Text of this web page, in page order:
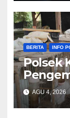
BERITA INFO
Polsek
Kelinci
Pangan
AGU 4, 2026